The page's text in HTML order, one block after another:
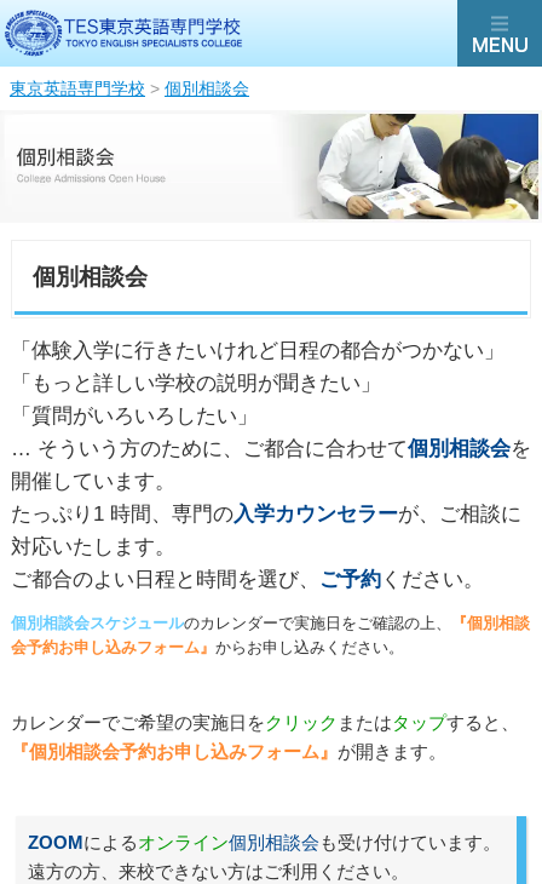
東京英語専門学校 > 個別相談会
個別相談会
「体験入学に行きたいけれど日程の都合がつかない」
「もっと詳しい学校の説明が聞きたい」
「質問がいろいろしたい」
… そういう方のために、ご都合に合わせて個別相談会を
開催しています。
たっぷり1 時間、専門の入学カウンセラーが、ご相談に
対応いたします。
ご都合のよい日程と時間を選び、
ご予約ください。
個別相談会スケジュールのカレンダーで実施日をご確認の上、
『個別相談
会予約お申し込みフォーム』 からお申し込みください。
カレンダーでご希望の実施日をクリック またはタップすると、
『個別相談会予約お申し込みフォーム』 が開きます。
ZOOMによるオンライン個別相談会 も受け付けています。
遠方の方、来校できない方はご利用ください。